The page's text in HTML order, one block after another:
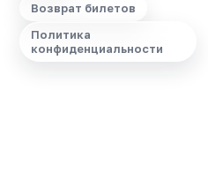
Возврат билетов
Политика
конфиденциальности